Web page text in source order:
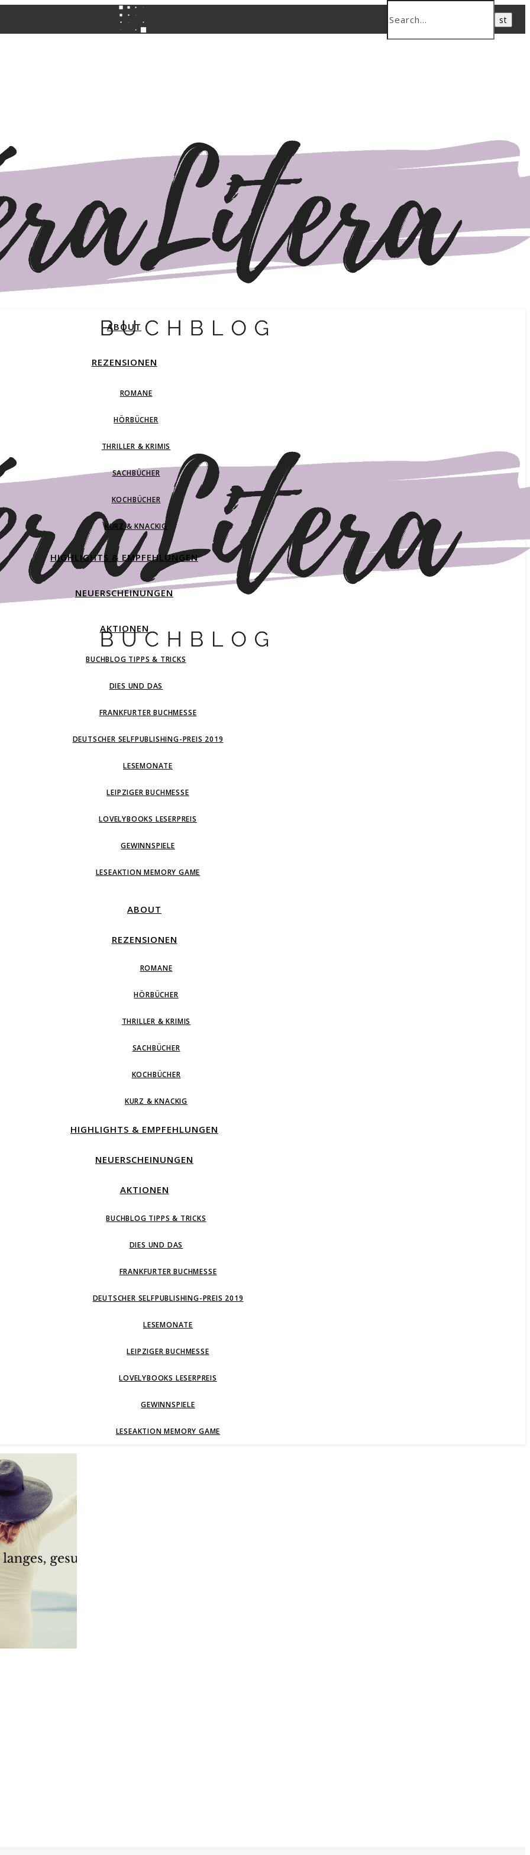
ABOUT
REZENSIONEN
ROMANE
HÖRBÜCHER
THRILLER & KRIMIS
SACHBÜCHER
KOCHBÜCHER
KURZ & KNACKIG
HIGHLIGHTS & EMPFEHLUNGEN
NEUERSCHEINUNGEN
AKTIONEN
BUCHBLOG TIPPS & TRICKS
DIES UND DAS
FRANKFURTER BUCHMESSE
DEUTSCHER SELFPUBLISHING-PREIS 2019
LESEMONATE
LEIPZIGER BUCHMESSE
LOVELYBOOKS LESERPREIS
GEWINNSPIELE
LESEAKTION MEMORY GAME
ABOUT
REZENSIONEN
ROMANE
HÖRBÜCHER
THRILLER & KRIMIS
SACHBÜCHER
KOCHBÜCHER
KURZ & KNACKIG
HIGHLIGHTS & EMPFEHLUNGEN
NEUERSCHEINUNGEN
AKTIONEN
BUCHBLOG TIPPS & TRICKS
DIES UND DAS
FRANKFURTER BUCHMESSE
DEUTSCHER SELFPUBLISHING-PREIS 2019
LESEMONATE
LEIPZIGER BUCHMESSE
LOVELYBOOKS LESERPREIS
GEWINNSPIELE
LESEAKTION MEMORY GAME